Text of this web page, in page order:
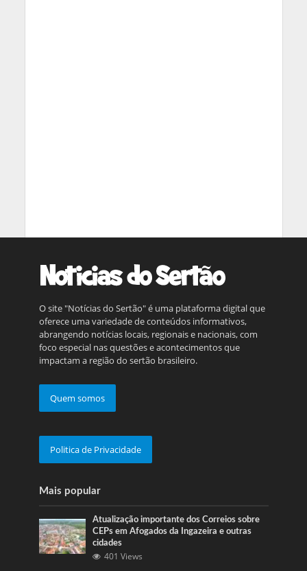
O site "Notícias do Sertão" é uma plataforma digital que
oferece uma variedade de conteúdos informativos,
abrangendo notícias locais, regionais e nacionais, com
foco especial nas questões e acontecimentos que
impactam a região do sertão brasileiro.
Quem somos
Politica de Privacidade
Mais popular
Atualização importante dos Correios sobre
CEPs em Afogados da Ingazeira e outras
cidades
401 Views